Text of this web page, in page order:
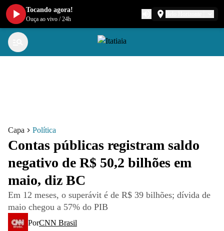
Capa Política
Contas públicas registram saldo
negativo de R$ 50,2 bilhões em
maio, diz BC
Em 12 meses, o superávit é de R$ 39 bilhões; dívida de
maio chegou a 57% do PIB
PorCNN Brasil
Tocando agora!
Ouça ao vivo /24h